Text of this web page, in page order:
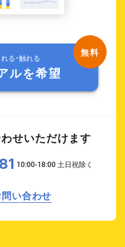
る・触れる
ルを希望
せいただけます
い合わせ